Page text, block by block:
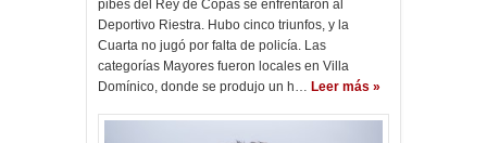
pibes del Rey de Copas se enfrentaron al
Deportivo Riestra. Hubo cinco triunfos, y la
Cuarta no jugó por falta de policía. Las
categorías Mayores fueron locales en Villa
Domínico, donde se produjo un h… Leer más »